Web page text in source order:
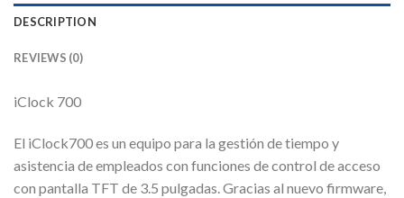
DESCRIPTION
REVIEWS (0)
iClock 700
El iClock700 es un equipo para la gestión de tiempo y
asistencia de empleados con funciones de control de acceso
con pantalla TFT de 3.5 pulgadas. Gracias al nuevo firmware,